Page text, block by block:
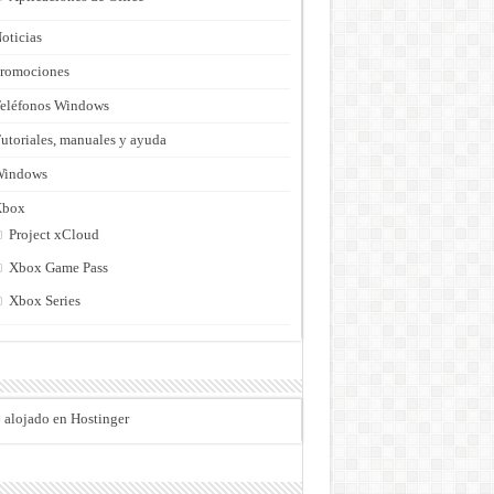
Windows
manuales y ayuda
Project xCloud
Xbox Game Pass
Xbox Series
en Hostinger